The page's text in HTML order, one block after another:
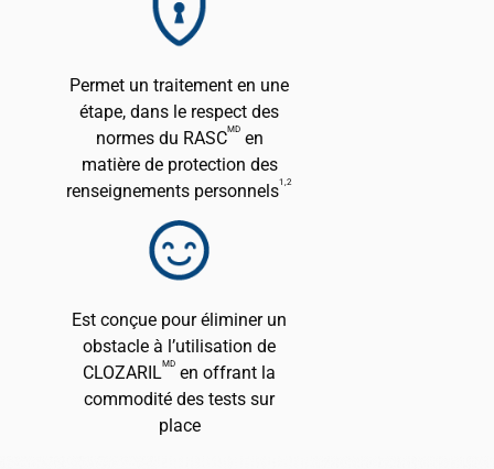
Permet un traitement en une
étape, dans le respect des
normes du RASCMDen
matière de protection des
renseignements personnels1,2
Est conçue pour éliminer un
obstacle à l’utilisation de
CLOZARILMD en offrant la
commodité des tests sur
place